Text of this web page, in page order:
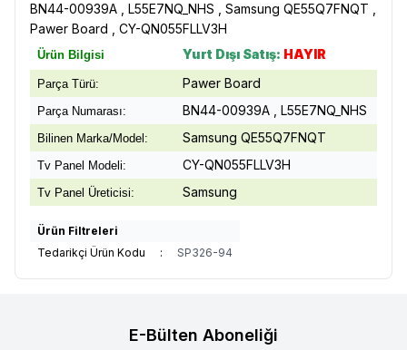
BN44-00939A , L55E7NQ_NHS , Samsung QE55Q7FNQT ,
Pawer Board , CY-QN055FLLV3H
Ürün Bilgisi Yurt Dışı Satış: HAYIR
Parça Türü: Pawer Board
Parça Numarası: BN44-00939A , L55E7NQ_NHS
Bilinen Marka/Model: Samsung QE55Q7FNQT
Tv Panel Modeli: CY-QN055FLLV3H
Tv Panel Üreticisi: Samsung
Ürün Filtreleri
Tedarikçi Ürün Kodu
: SP326-94
E-Bülten Aboneliği